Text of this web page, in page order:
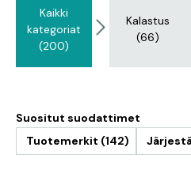
Kaikki
kategoriat
(200)
Kalastus
(66)
Suositut suodattimet
Tuotemerkit (142)